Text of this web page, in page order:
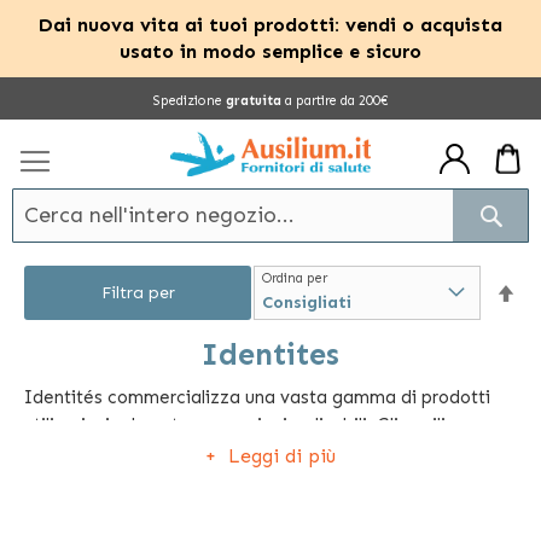
Dai nuova vita ai tuoi prodotti: vendi o acquista
usato in modo semplice e sicuro
Spedizione gratuita a partire da 200€
Identites
Identités commercializza una vasta gamma di prodotti
utili, principalmente per anziani e disabili. Gli ausili per
l'autosufficienza sono gli articoli più apprezzati perché
Leggi di più
Ordina per
Filtra per